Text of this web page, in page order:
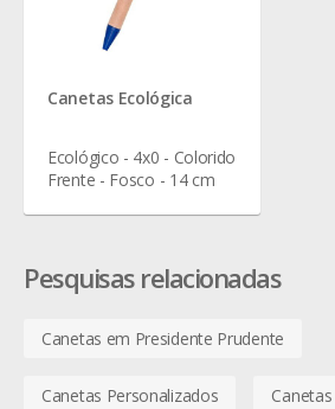
Canetas Ecológica
Ecológico - 4x0 - Colorido
Frente - Fosco - 14 cm
Pesquisas relacionadas
Canetas em Presidente Prudente
Canetas Personalizados